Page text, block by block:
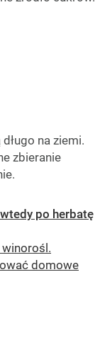
na ziemi.
zbieranie
po herbatę
winorośl.
domowe